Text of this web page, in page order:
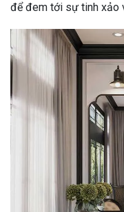
để đem tới sự tinh xảo